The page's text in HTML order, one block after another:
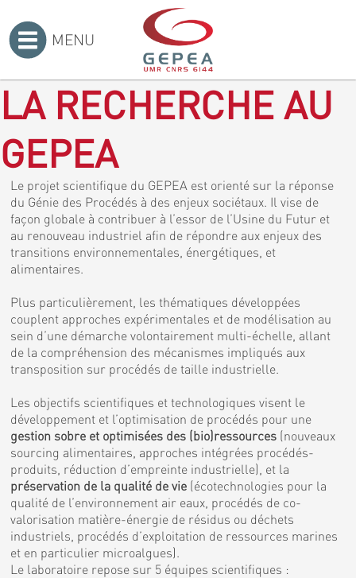
MENU
LA RECHERCHE AU
GEPEA
Le projet scientifique du GEPEA est orienté sur la réponse
du Génie des Procédés à des enjeux sociétaux. Il vise de
façon globale à contribuer à l’essor de l’Usine du Futur et
au renouveau industriel afin de répondre aux enjeux des
transitions environnementales, énergétiques, et
alimentaires.
Plus particulièrement, les thématiques développées
couplent approches expérimentales et de modélisation au
sein d’une démarche volontairement multi-échelle, allant
de la compréhension des mécanismes impliqués aux
transposition sur procédés de taille industrielle.
Les objectifs scientifiques et technologiques visent le
développement et l’optimisation de procédés pour une
gestion sobre et optimisées des (bio)ressources (nouveaux
sourcing alimentaires, approches intégrées procédés-
produits, réduction d’empreinte industrielle), et la
préservation de la qualité de vie (écotechnologies pour la
qualité de l’environnement air eaux, procédés de co-
valorisation matière-énergie de résidus ou déchets
industriels, procédés d’exploitation de ressources marines
et en particulier microalgues).
Le laboratoire repose sur 5 équipes scientifiques :